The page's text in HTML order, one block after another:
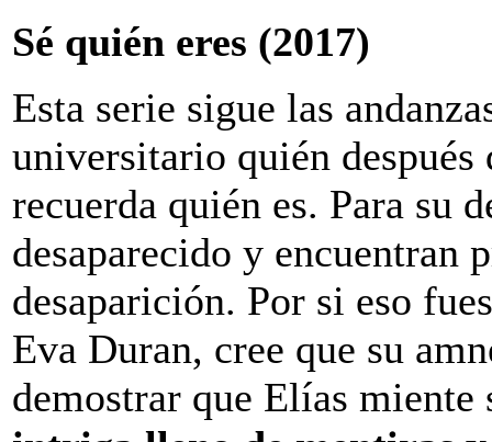
Sé quién eres (2017)
Esta serie sigue las
universitario quién después
recuerda quién es. Para su
desaparecido y encuentran
desaparición. Por si eso
Eva Duran, cree que su
demostrar que Elías miente